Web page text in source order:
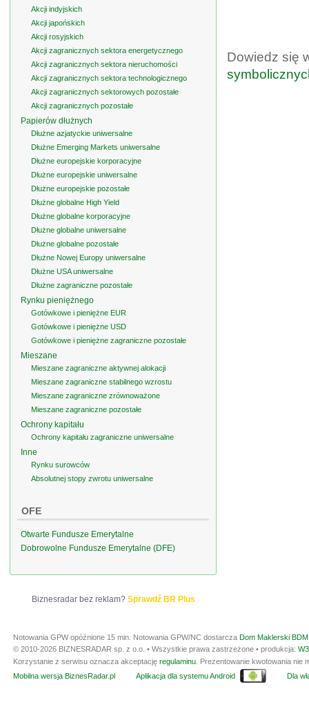
Dowiedz się
Akcji indyjskich
Akcji japońskich
Akcji rosyjskich
Akcji zagranicznych sektora energetycznego
Akcji zagranicznych sektora nieruchomości
Akcji zagranicznych sektora technologicznego
Akcji zagranicznych sektorowych pozostałe
Akcji zagranicznych pozostałe
Papierów dłużnych
Dłużne azjatyckie uniwersalne
Dłużne Emerging Markets uniwersalne
Dłużne europejskie korporacyjne
Dłużne europejskie uniwersalne
Dłużne europejskie pozostałe
Dłużne globalne High Yield
Dłużne globalne korporacyjne
Dłużne globalne uniwersalne
Dłużne globalne pozostałe
Dłużne Nowej Europy uniwersalne
Dłużne USA uniwersalne
Dłużne zagraniczne pozostałe
Rynku pieniężnego
Gotówkowe i pieniężne EUR
Gotówkowe i pieniężne USD
Gotówkowe i pieniężne zagraniczne pozostałe
Mieszane
Mieszane zagraniczne aktywnej alokacji
Mieszane zagraniczne stabilnego wzrostu
Mieszane zagraniczne zrównoważone
Mieszane zagraniczne pozostałe
Ochrony kapitału
Ochrony kapitału zagraniczne uniwersalne
Inne
Rynku surowców
Absolutnej stopy zwrotu uniwersalne
OFE
Otwarte Fundusze Emerytalne
Dobrowolne Fundusze Emerytalne (DFE)
Biznesradar bez reklam? Sprawdź BR Plus
Notowania GPW opóźnione 15 min. Notowania GPW/NC dostarcza Dom Maklerski
© 2010-2026 BIZNESRADAR sp. z o.o. • Wszystkie prawa zastrzeżone • produkcja:
Korzystanie z serwisu oznacza akceptację regulaminu . Prezentowanie kwotowania
Mobilna wersja BiznesRadar.pl
Aplikacja dla systemu Android Dla